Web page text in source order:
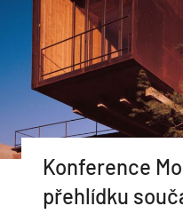
Konference
přehlídku